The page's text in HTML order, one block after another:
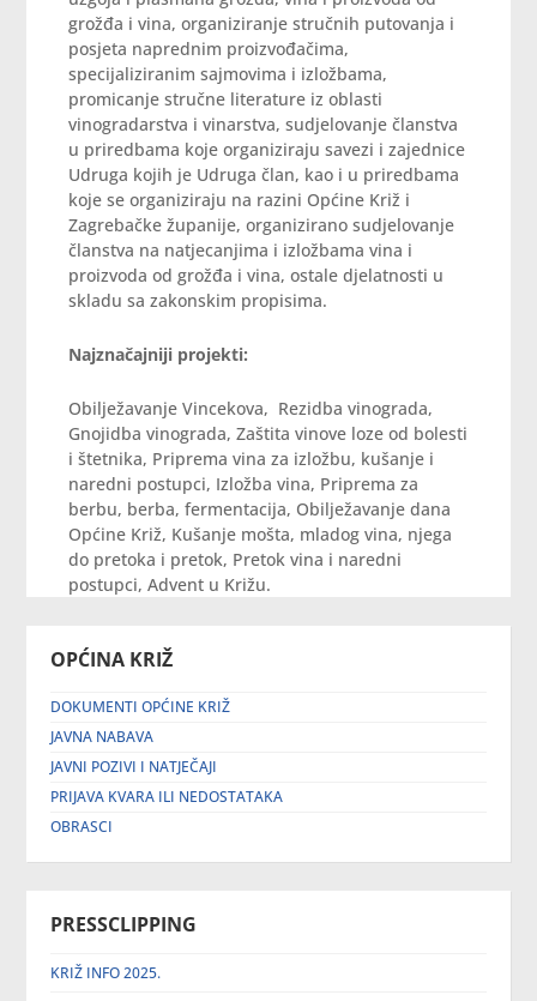
OPĆINA KRIŽ
DOKUMENTI OPĆINE KRIŽ
JAVNA NABAVA
JAVNI POZIVI I NATJEČAJI
PRIJAVA KVARA ILI NEDOSTATAKA
OBRASCI
PRESSCLIPPING
KRIŽ INFO 2025.
grožđa i vina, organiziranje stručnih putovanja i
posjeta naprednim proizvođačima,
specijaliziranim sajmovima i izložbama,
promicanje stručne literature iz oblasti
vinogradarstva i vinarstva, sudjelovanje članstva
u priredbama koje organiziraju savezi i zajednice
Udruga kojih je Udruga član, kao i u priredbama
koje se organiziraju na razini Općine Križ i
Zagrebačke županije, organizirano sudjelovanje
članstva na natjecanjima i izložbama vina i
proizvoda od grožđa i vina, ostale djelatnosti u
skladu sa zakonskim propisima.
Najznačajniji projekti:
Obilježavanje Vincekova, Rezidba vinograda,
Gnojidba vinograda, Zaštita vinove loze od bolesti
i štetnika, Priprema vina za izložbu, kušanje i
naredni postupci, Izložba vina, Priprema za
berbu, berba, fermentacija, Obilježavanje dana
Općine Križ, Kušanje mošta, mladog vina, njega
do pretoka i pretok, Pretok vina i naredni
postupci, Advent u Križu.